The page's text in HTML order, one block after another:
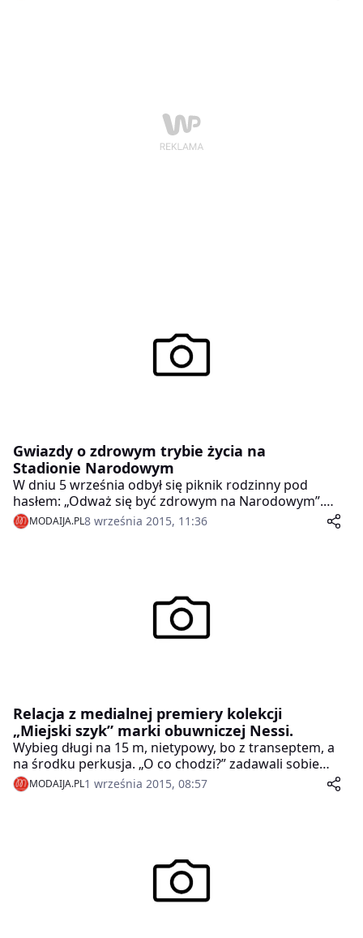
Gwiazdy o zdrowym trybie życia na
Stadionie Narodowym
W dniu 5 września odbył się piknik rodzinny pod
hasłem: „Odważ się być zdrowym na Narodowym”.
Ideą było krzewienie profilaktyki otyłości wśród dzieci i
młodzieży.
MODAIJA.PL8 września 2015, 11:36
Relacja z medialnej premiery kolekcji
„Miejski szyk” marki obuwniczej Nessi.
Wybieg długi na 15 m, nietypowy, bo z transeptem, a
na środku perkusja. „O co chodzi?” zadawali sobie
pytanie goście, licznie przybyli na medialną
premierę/pokaz kolekcji butów na jesień 2015/zima
MODAIJA.PL1 września 2015, 08:57